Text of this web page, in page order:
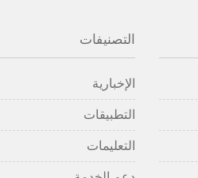
التصنيفات
الإخبارية
التطبيقات
التعليمات